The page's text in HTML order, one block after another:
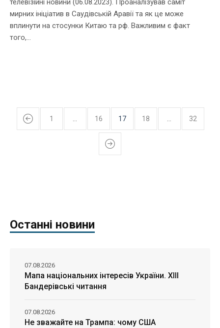
телевізійні новини (06.08.2023). Проаналізував саміт
мирних ініціатив в Саудівській Аравії та як це може
вплинути на стосунки Китаю та рф. Важливим є факт
того,...
1 16 17 18 32
Останні новини
Мапа національних інтересів України. ХІІІ
Бандерівські читання
07.08.2026
Не зважайте на Трампа: чому США
07.08.2026